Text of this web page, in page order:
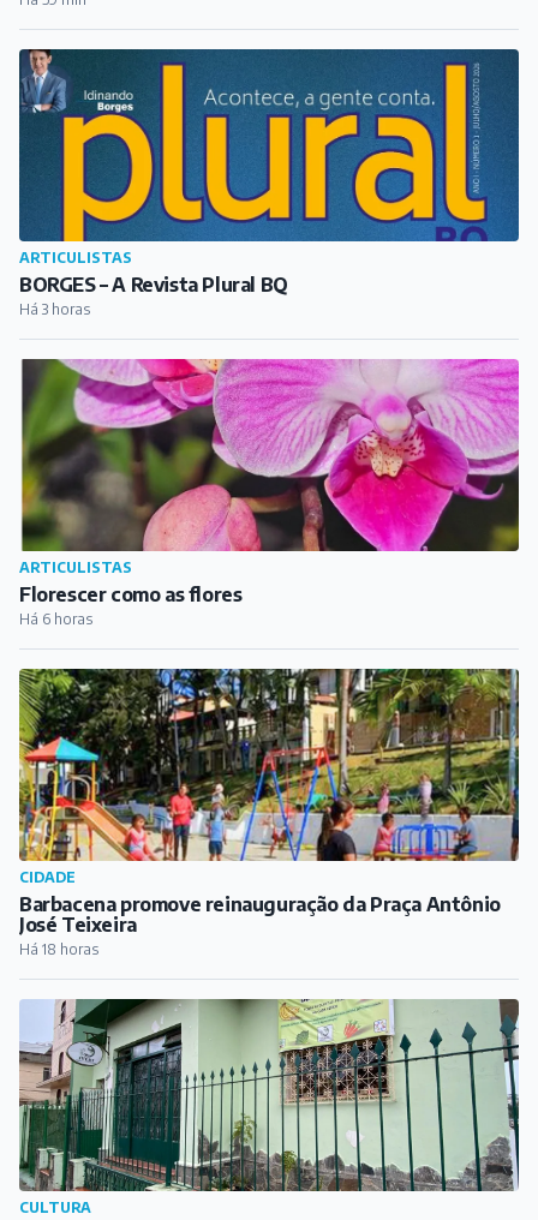
ARTICULISTAS
BORGES – A Revista Plural BQ
Há 3 horas
ARTICULISTAS
Florescer como as flores
Há 6 horas
CIDADE
Barbacena promove reinauguração da Praça Antônio
José Teixeira
Há 18 horas
CULTURA